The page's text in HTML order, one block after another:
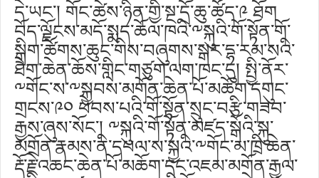
དེ་ཡང་། གོང་ཚེས་ཉིན་གྱི་སྔ་དྲོ་ཆུ་ཚོད་༩ ཐོག
བོད་ལྗོངས་མདོ་སྨད་ཆོལ་ཁའི་༸སྐུའི་གོ་སྟོན་གོ་
སྒྲིག་ཚོགས་ཆུང་གིས་བཞུགས་སྒར་དྷ་རམ་སའི་
ཐེག་ཆེན་ཆོས་གླིང་གཙུག་ལག་ཁང་དུ། སྤྱི་ནོར་
༸གོང་ས་༸སྐྱབས་མགོན་ཆེན་པོ་མཆོག་དགུང་
གྲངས་༩༠ ཕེབས་པའི་གོ་སྟོན་སྲུང་བརྩི་གཟབ་
རྒྱས་ཞུས་སོང་། ༸སྐུའི་གོ་སྟོན་མཛད་སྒོའི་སྐུ་
མགྲོན་རྣམས་ནི་དཔལ་ས་སྐྱའི་༸གོང་མ་ཁྲི་ཆེན་
རྡོ་རྗེ་འཆང་ཆེན་པོ་མཆོག་དང་འཇམ་མགོན་རྒྱལ་